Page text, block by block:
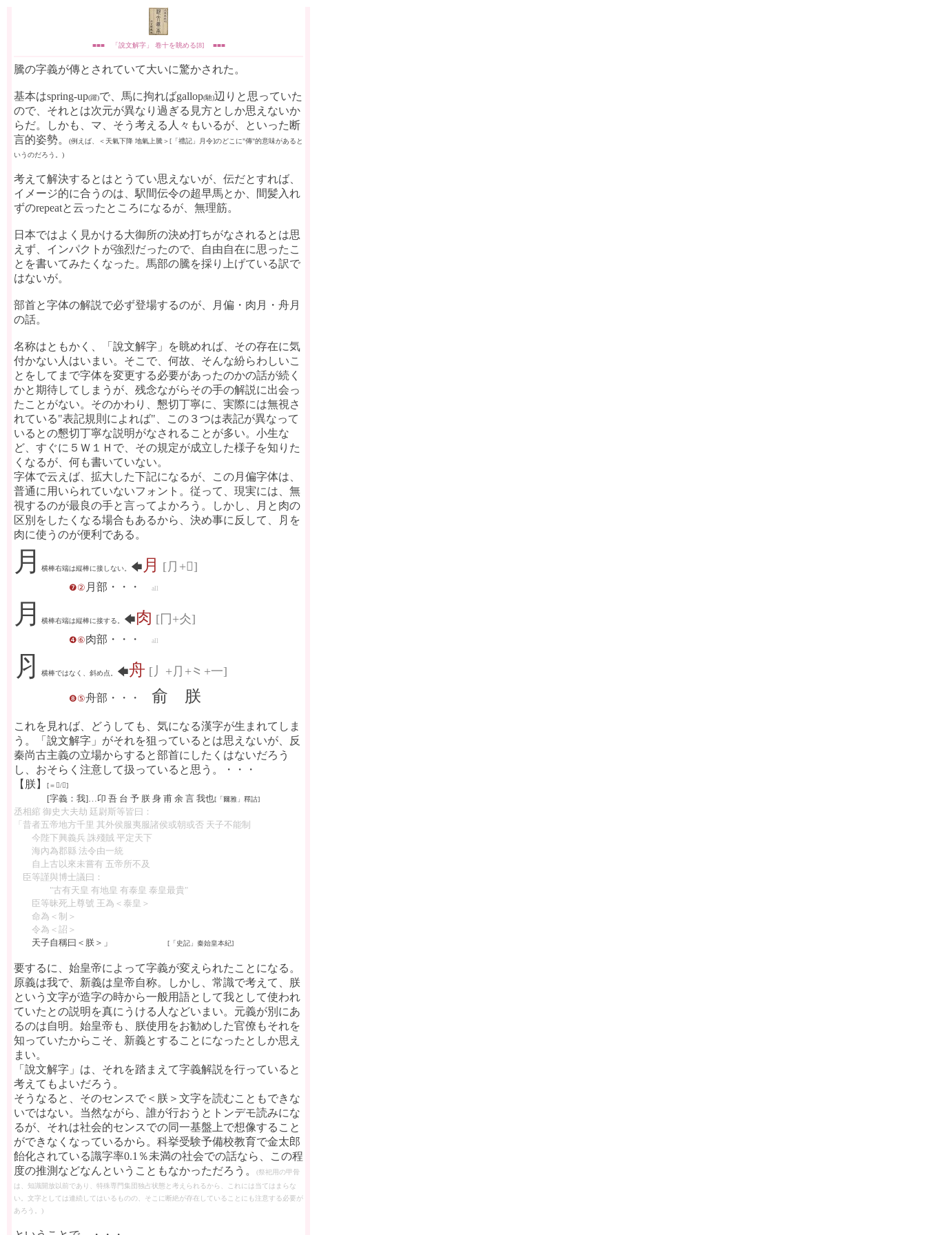
■■■ 「說文解字」 卷十を眺める[8] ■■■
騰の字義が傳とされていて大いに驚かされた。
基本はspring-up(躍)で、馬に拘ればgallop(馳)辺りと思っていた
ので、それとは次元が異なり過ぎる見方としか思えないか
らだ。しかも、マ、そう考える人々もいるが、といった断
言的姿勢。
(例えば、＜天氣下降 地氣上騰＞[「禮記」月令]のどこに"傳"的意味があると
いうのだろう。)
考えて解決するとはとうてい思えないが、伝だとすれば、
イメージ的に合うのは、駅間伝令の超早馬とか、間髪入れ
ずのrepeatと云ったところになるが、無理筋。
日本ではよく見かける大御所の決め打ちがなされるとは思
えず、インパクトが強烈だったので、自由自在に思ったこ
とを書いてみたくなった。馬部の騰を採り上げている訳で
はないが。
部首と字体の解説で必ず登場するのが、月偏・肉月・舟月
の話。
名称はともかく、「說文解字」を眺めれば、その存在に気
付かない人はいまい。そこで、何故、そんな紛らわしいこ
とをしてまで字体を変更する必要があったのかの話が続く
かと期待してしまうが、残念ながらその手の解説に出会っ
たことがない。そのかわり、懇切丁寧に、実際には無視さ
れている"表記規則によれば"、この３つは表記が異なって
いるとの懇切丁寧な説明がなされることが多い。小生な
ど、すぐに５Ｗ１Ｈで、その規定が成立した様子を知りた
くなるが、何も書いていない。
字体で云えば、拡大した下記になるが、この月偏字体は、
普通に用いられていないフォント。従って、現実には、無
視するのが最良の手と言ってよかろう。しかし、月と肉の
区別をしたくなる場合もあるから、決め事に反して、⺼を
肉に使うのが便利である。
月󠄁 横棒右端は縦棒に接しない。 🡄 月 [⺆+𠄠]
❼② 月部・・・ all
月 横棒右端は縦棒に接する。 🡄肉 [冂+仌]
❹⑥肉部・・・ all
⺼ 横棒ではなく、斜め点。 🡄舟 [丿+⺆+⺀+一]
❽⑤舟部・・・ 俞 朕
これを見れば、どうしても、気になる漢字が生まれてしま
う。「說文解字」がそれを狙っているとは思えないが、反
秦尚古主義の立場からすると部首にしたくはないだろう
し、おそらく注意して扱っていると思う。・・・
【朕】
[＝𦩎/𦨶]
[字義：我]…卬 吾 台 予 朕 身 甫 余 言 我也[「爾雅」釋詁]
丞相綰 御史大夫劫 廷尉斯等皆曰：
「昔者五帝地方千里 其外侯服夷服諸侯或朝或否 天子不能制
今陛下興義兵 誅殘賊 平定天下
海內為郡縣 法令由一統
自上古以來未嘗有 五帝所不及
臣等謹與博士議曰：
"古有天皇 有地皇 有泰皇 泰皇最貴"
臣等昧死上尊號 王為＜泰皇＞
命為＜制＞
令為＜詔＞
天子自稱曰＜朕＞」
[「史記」秦始皇本紀]
要するに、始皇帝によって字義が変えられたことになる。
原義は我で、新義は皇帝自称。しかし、常識で考えて、朕
という文字が造字の時から一般用語として我として使われ
ていたとの説明を真にうける人などいまい。元義が別にあ
るのは自明。始皇帝も、朕使用をお勧めした官僚もそれを
知っていたからこそ、新義とすることになったとしか思え
まい。
「說文解字」は、それを踏まえて字義解説を行っていると
考えてもよいだろう。
そうなると、そのセンスで＜朕＞文字を読むこともできな
いではない。当然ながら、誰が行おうとトンデモ読みにな
るが、それは社会的センスでの同一基盤上で想像すること
ができなくなっているから。科挙受験予備校教育で金太郎
飴化されている識字率0.1％未満の社会での話なら、この程
度の推測などなんということもなかっただろう。
(祭祀用の甲骨
は、知識開放以前であり、特殊専門集団独占状態と考えられるから、これには当てはまらな
い。文字としては連続してはいるものの、そこに断絶が存在していることにも注意する必要が
あろう。)